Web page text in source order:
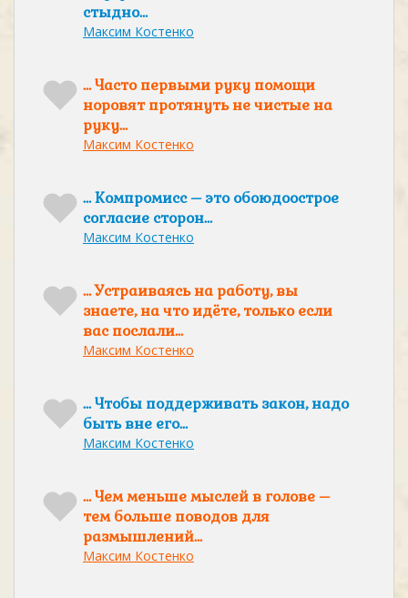
стыдно…
Максим Костенко
… Часто первыми руку помощи
норовят протянуть не чистые на
руку…
Максим Костенко
… Компромисс – это обоюдоострое
согласие сторон…
Максим Костенко
… Устраиваясь на работу, вы
знаете, на что идёте, только если
вас послали…
Максим Костенко
… Чтобы поддерживать закон, надо
быть вне его…
Максим Костенко
… Чем меньше мыслей в голове –
тем больше поводов для
размышлений…
Максим Костенко